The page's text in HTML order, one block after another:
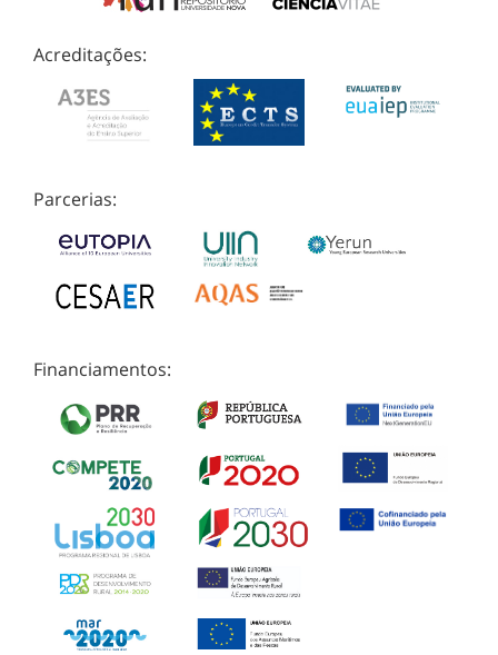
Acreditações:
Parcerias:
Financiamentos: